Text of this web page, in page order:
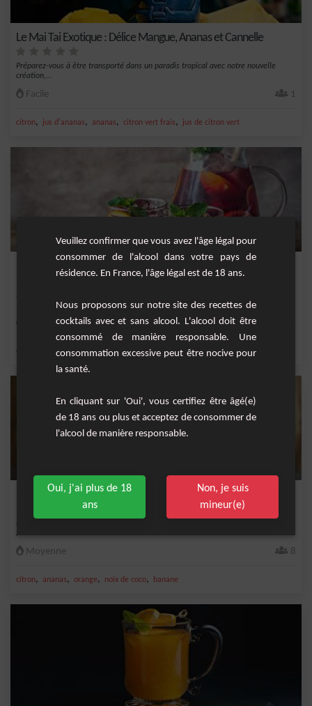
Le Mai Tai Exotique : Délice Mangue, Ananas et Cannelle
Préparez-vous à être transporté dans un paradis tropical avec notre nouvelle
création,...
Facile 1
citron, jus d'ananas, ananas, citron vert frais, jus de citron vert
Moyenne
citron orange,citron jaune, sucre,limonade
Sangria Exotique
fruits. D...
Moyenne 8
citron, ananas, orange, noix de coco, banane
Veuillez confirmer que vous avez l'âge légal pour
consommer de l'alcool dans votre pays de
résidence. En France, l'âge légal est de 18 ans.
Nous proposons sur notre site des recettes de
cocktails avec et sans alcool. L'alcool doit être
consommé de manière responsable. Une
consommation excessive peut être nocive pour
la santé.
En cliquant sur 'Oui', vous certifiez être âgé(e)
de 18 ans ou plus et acceptez de consommer de
l'alcool de manière responsable.
Oui, j'ai plus de 18
ans
Non, je suis
mineur(e)